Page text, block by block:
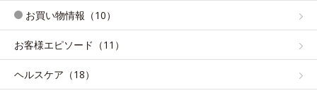
お買い物情報（10）
お客様エピソード（11）
ヘルスケア（18）